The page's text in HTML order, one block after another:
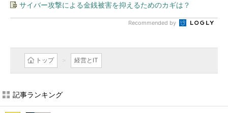
サイバー攻撃による金銭被害を抑えるためのカギは？
Recommended by
トップ 経営とIT
記事ランキング